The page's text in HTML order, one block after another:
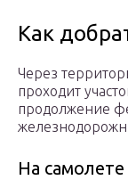
Как
Через
проходит
продолжение
На самолете